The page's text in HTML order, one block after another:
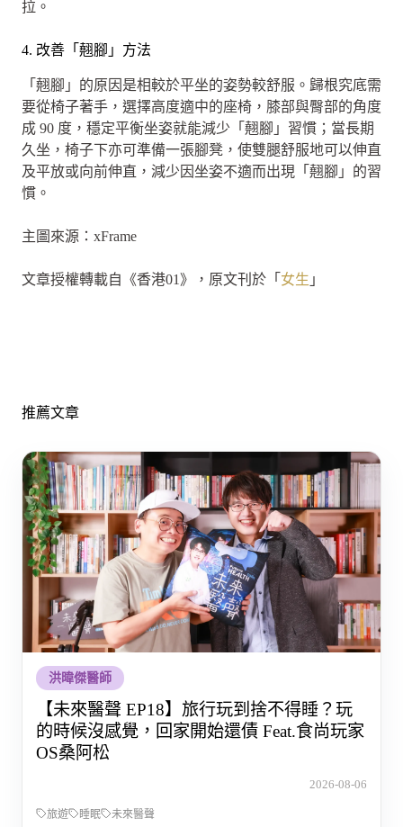
拉。
4. 改善「翹腳」方法
「翹腳」的原因是相較於平坐的姿勢較舒服。歸根究底需
要從椅子著手，選擇高度適中的座椅，膝部與臀部的角度
成 90 度，穩定平衡坐姿就能減少「翹腳」習慣；當長期
久坐，椅子下亦可準備一張腳凳，使雙腿舒服地可以伸直
及平放或向前伸直，減少因坐姿不適而出現「翹腳」的習
慣。
主圖來源：xFrame
文章授權轉載自《香港01》，原文刊於「 女生 」
推薦文章
洪暐傑醫師
【未來醫聲 EP18】旅行玩到捨不得睡？玩
的時候沒感覺，回家開始還債 Feat.食尚玩家
OS桑阿松
2026-08-06
旅遊 睡眠 未來醫聲